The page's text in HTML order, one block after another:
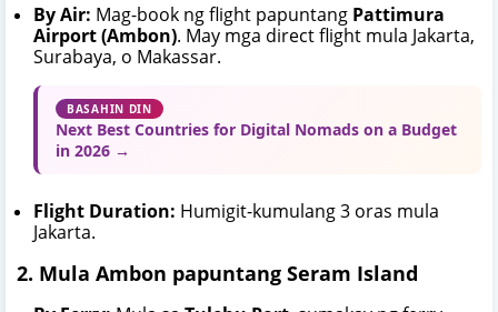
By Air: Mag-book ng flight papuntang Pattimura
Airport (Ambon). May mga direct flight mula Jakarta,
Surabaya, o Makassar.
BASAHIN DIN
Next Best Countries for Digital Nomads on a Budget
in 2026 →
Flight Duration: Humigit-kumulang 3 oras mula
Jakarta.
2. Mula Ambon papuntang Seram Island